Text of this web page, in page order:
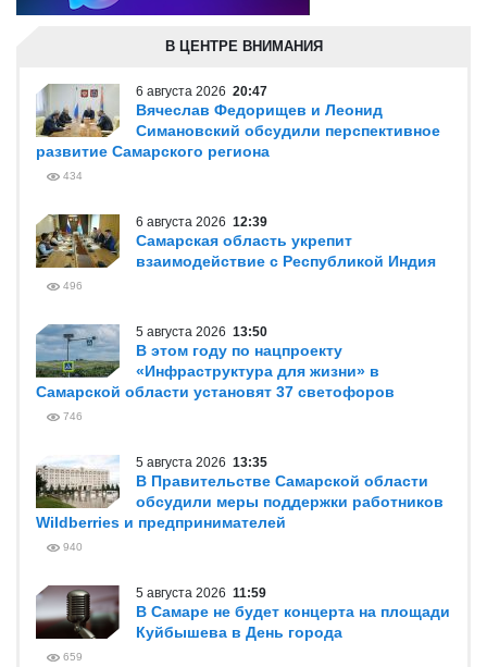
В ЦЕНТРЕ ВНИМАНИЯ
6 августа 2026 20:47
Вячеслав Федорищев и Леонид
Симановский обсудили перспективное
развитие Самарского региона
434
6 августа 2026 12:39
Самарская область укрепит
взаимодействие с Республикой Индия
496
5 августа 2026 13:50
В этом году по нацпроекту
«Инфраструктура для жизни» в
Самарской области установят 37 светофоров
746
5 августа 2026 13:35
В Правительстве Самарской области
обсудили меры поддержки работников
Wildberries и предпринимателей
940
5 августа 2026 11:59
В Самаре не будет концерта на площади
Куйбышева в День города
659